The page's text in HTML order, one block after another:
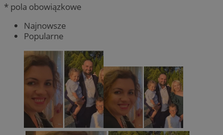
* pola obowiązkowe
Najnowsze
Popularne